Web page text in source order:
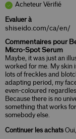
Acheteur Vérifié
Evaluer à
shiseido.com/ca/en/
Commentaires pour
Micro-Spot Serum
Maybe, it was just an
worked for me. My skin
lots of freckles and
adapting period, my
even-coloured
Because there is no
something that works
somebody else.
Continuer les achats